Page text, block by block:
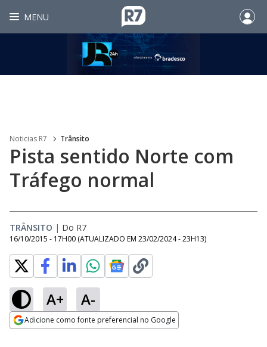
MENU
Noticias R7 Trânsito
Pista sentido Norte com
Tráfego normal
TRÂNSITO | Do R7
16/10/2015 - 17H00 (ATUALIZADO EM 23/02/2024 - 23H13)
A+ A-
Adicione como fonte preferencial no Google